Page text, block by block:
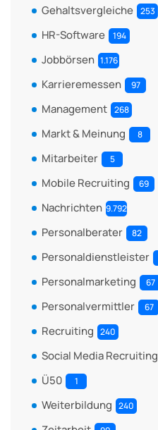
Gehaltsvergleiche 253
HR-Software 194
Jobbörsen 1.176
Karrieremessen 97
Management 268
Markt & Meinung 8
Mitarbeiter 5
Mobile Recruiting 69
Nachrichten 9.792
Personalberater 82
Personaldienstleister
Personalmarketing 67
Personalvermittler 67
Recruiting 240
Social Media Recruiting
Ü50 1
Weiterbildung 240